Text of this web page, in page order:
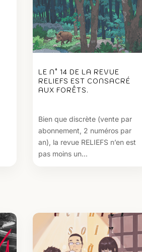
LE N° 14 DE LA REVUE
RELIEFS EST CONSACRÉ
AUX FORÊTS.
Bien que discrète (vente par
abonnement, 2 numéros par
an), la revue RELIEFS n’en est
pas moins un...